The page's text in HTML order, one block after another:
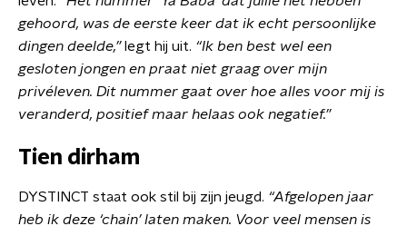
gehoord, was de eerste keer dat ik echt persoonlijke
dingen deelde,” legt hij uit. “Ik ben best wel een
gesloten jongen en praat niet graag over mijn
privéleven. Dit nummer gaat over hoe alles voor mij is
veranderd, positief maar helaas ook negatief.”
Tien dirham
DYSTINCT staat ook stil bij zijn jeugd. “Afgelopen jaar
heb ik deze ‘chain’ laten maken. Voor veel mensen is